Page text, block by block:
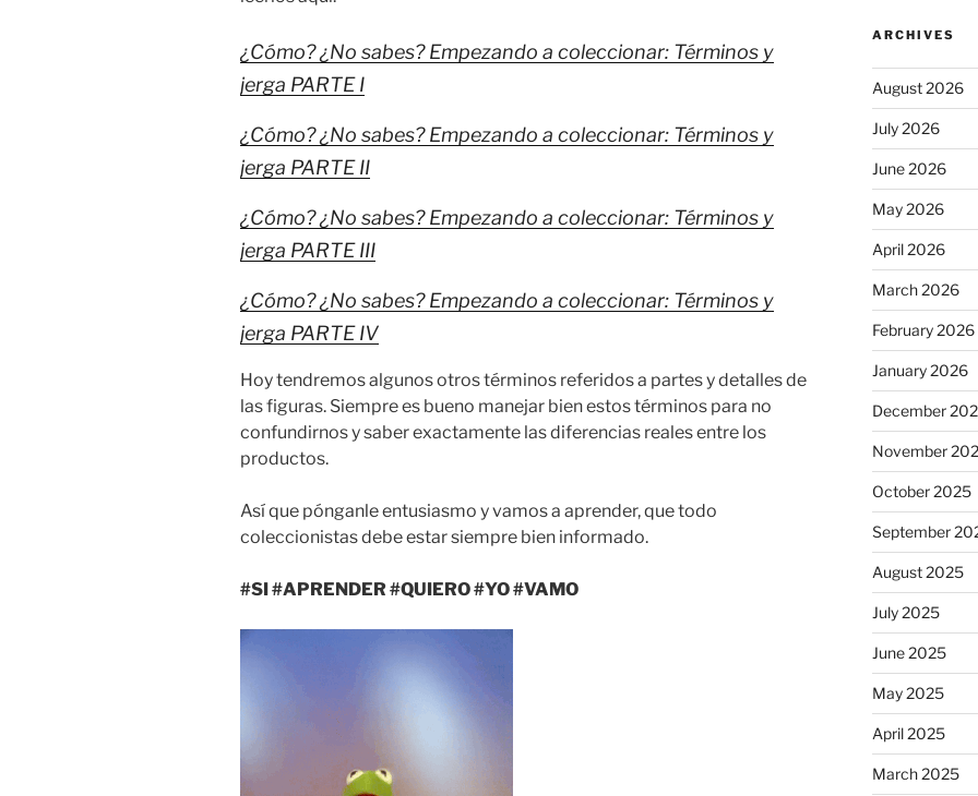
¿Cómo? ¿No sabes? Empezando a coleccionar: Términos y
jerga PARTE I
¿Cómo? ¿No sabes? Empezando a coleccionar: Términos y
jerga PARTE II
¿Cómo? ¿No sabes? Empezando a coleccionar: Términos y
jerga PARTE III
¿Cómo? ¿No sabes? Empezando a coleccionar: Términos y
jerga PARTE IV
Hoy tendremos algunos otros términos referidos a partes y detalles de
las figuras. Siempre es bueno manejar bien estos términos para no
confundirnos y saber exactamente las diferencias reales entre los
productos.
Así que pónganle entusiasmo y vamos a aprender, que todo
coleccionistas debe estar siempre bien informado.
#SI #APRENDER #QUIERO #YO #VAMO
ARCHIVES
August 2026
July 2026
June 2026
May 2026
April 2026
March 2026
February 2026
January 2026
December
November
October 2025
September
August 2025
July 2025
June 2025
May 2025
April 2025
March 2025